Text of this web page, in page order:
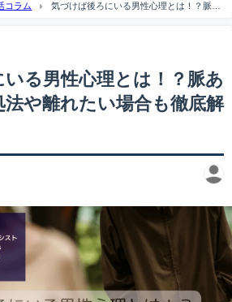
コラム
気づけば後ろにいる男性心理とは！？脈あ
る男性心理とは！？脈あ
法や離れたい場合も徹底解